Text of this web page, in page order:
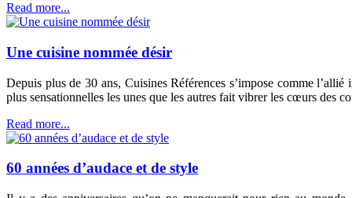
Read more...
Une cuisine nommée désir
Depuis plus de 30 ans, Cuisines Références s’impose comme
plus sensationnelles les unes que les autres fait vibrer les cœurs des
Read more...
60 années d’audace et de style